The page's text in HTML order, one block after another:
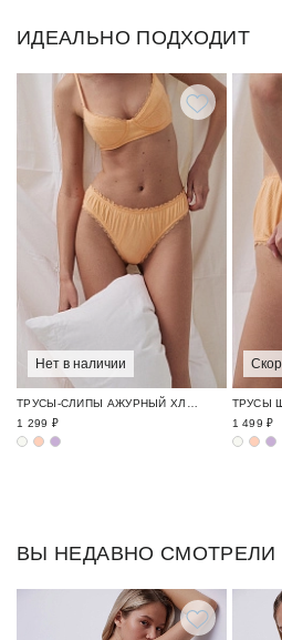
ИДЕАЛЬНО ПОДХОДИТ
Нет в наличии
ТРУСЫ-СЛИПЫ АЖУРНЫЙ ХЛОПОК / POINTELLE
1 299 ₽
1 499 ₽
ВЫ НЕДАВНО СМОТРЕЛИ